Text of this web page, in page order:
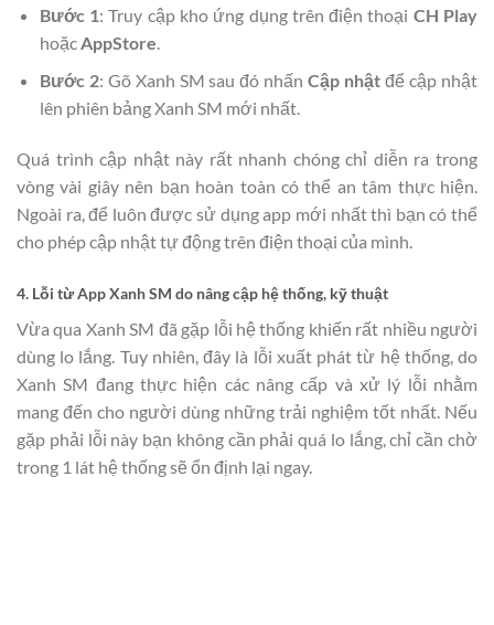
Bước 1: Truy cập kho ứng dụng trên điện thoại CH Play
hoặc AppStore
Bước 2: Gõ Xanh SM sau đó nhấnCập nhật để cập nhật
lên phiên bảng Xanh SM mới nhất.
Quá trình cập nhật này rất nhanh chóng chỉ diễn ra trong
vòng vài giây nên bạn hoàn toàn có thể an tâm thực hiện.
Ngoài ra, để luôn được sử dụng app mới nhất thì bạn có thể
cho phép cập nhật tự động trên điện thoại của mình.
4. Lỗi từ App Xanh SM do nâng cập hệ thống, kỹ thuật
Vừa qua Xanh SM đã gặp lỗi hệ thống khiến rất nhiều người
dùng lo lắng. Tuy nhiên, đây là lỗi xuất phát từ hệ thống, do
Xanh SM đang thực hiện các nâng cấp và xử lý lỗi nhằm
mang đến cho người dùng những trải nghiệm tốt nhất. Nếu
gặp phải lỗi này bạn không cần phải quá lo lắng, chỉ cần chờ
trong 1 lát hệ thống sẽ ổn định lại ngay.